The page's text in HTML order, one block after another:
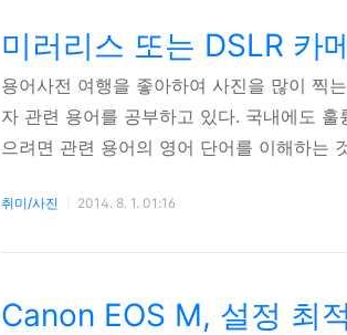
스피드가 요구된다. 망원 렌즈에 손..
미러리스 또는 DSLR 카
용어사전 여행을 좋아하여 사진을 많이 찍
자 관련 용어를 공부하고 있다. 국내에도
으려면 관련 용어의 영어 단어를 이해하는
추후 계속 보강할 예정이다. Prime lens
취미/사진 2014. 8. 1. 01:16
Canon EOS M, 설정 최